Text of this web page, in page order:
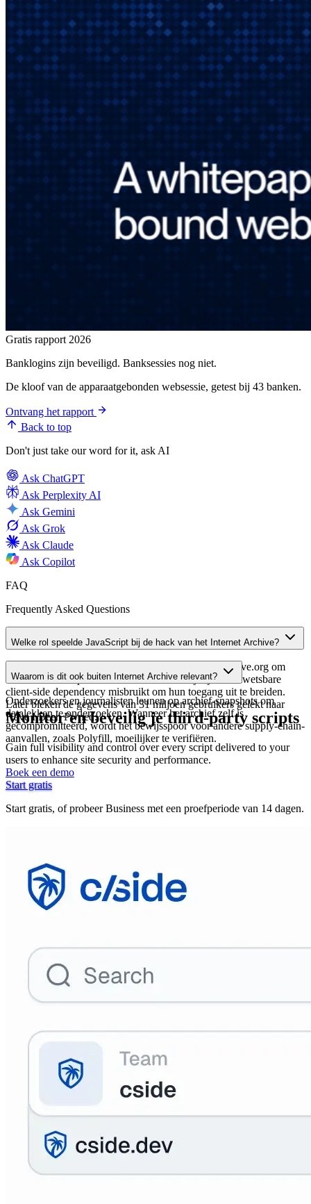
Gratis rapport 2026
Banklogins zijn beveiligd. Banksessies nog niet.
De kloof van de apparaatgebonden websessie, getest bij 43 banken.
Ontvang het rapport
Back to top
Don't just take our word for it, ask AI
Ask ChatGPT
Ask Perplexity AI
Ask Gemini
Ask Grok
Ask Claude
Ask Copilot
FAQ
Frequently Asked Questions
Welke rol speelde JavaScript bij de hack van het Internet Archive?
Aanvallers gebruikten een JavaScript-pop-up op archive.org om
bezoekers te bespotten en hebben waarschijnlijk een kwetsbare
client-side dependency misbruikt om hun toegang uit te breiden.
Later bleken de gegevens van 31 miljoen gebruikers gelekt naar
Have I Been Pwned.
Waarom is dit ook buiten Internet Archive relevant?
Onderzoekers en journalisten leunen op archief-snapshots om
datalekken te onderzoeken. Wanneer het archief zelf is
gecompromitteerd, wordt het bewijsspoor voor andere supply-chain-
aanvallen, zoals Polyfill, moeilijker te verifiëren.
Monitor en beveilig je third-party scripts
Gain full visibility and control over every script delivered to your
users to enhance site security and performance.
Boek een demo
Start gratis
Start gratis, of probeer Business met een proefperiode van 14 dagen.